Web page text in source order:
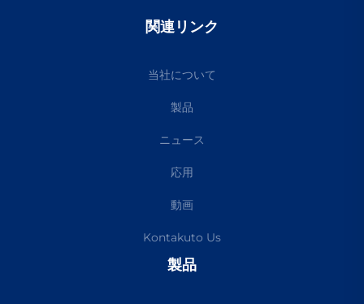
関連リンク
当社について
製品
ニュース
応用
動画
Kontakuto Us
製品